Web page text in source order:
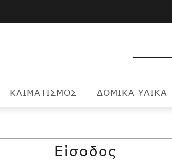
ΚΛΙΜΑΤΙΣΜΟΣ ΔΟΜΙΚΑ ΥΛΙΚΑ
Είσοδος